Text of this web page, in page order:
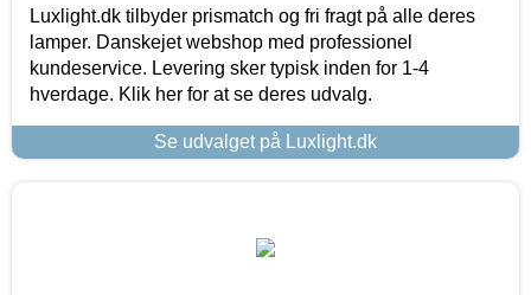
Luxlight.dk tilbyder prismatch og fri fragt på alle deres
lamper. Danskejet webshop med professionel
kundeservice. Levering sker typisk inden for 1-4
hverdage. Klik her for at se deres udvalg.
Se udvalget på Luxlight.dk